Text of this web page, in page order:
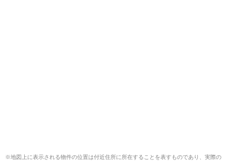
※地図上に表示される物件の位置は付近住所に所在することを表すものであり、実際の